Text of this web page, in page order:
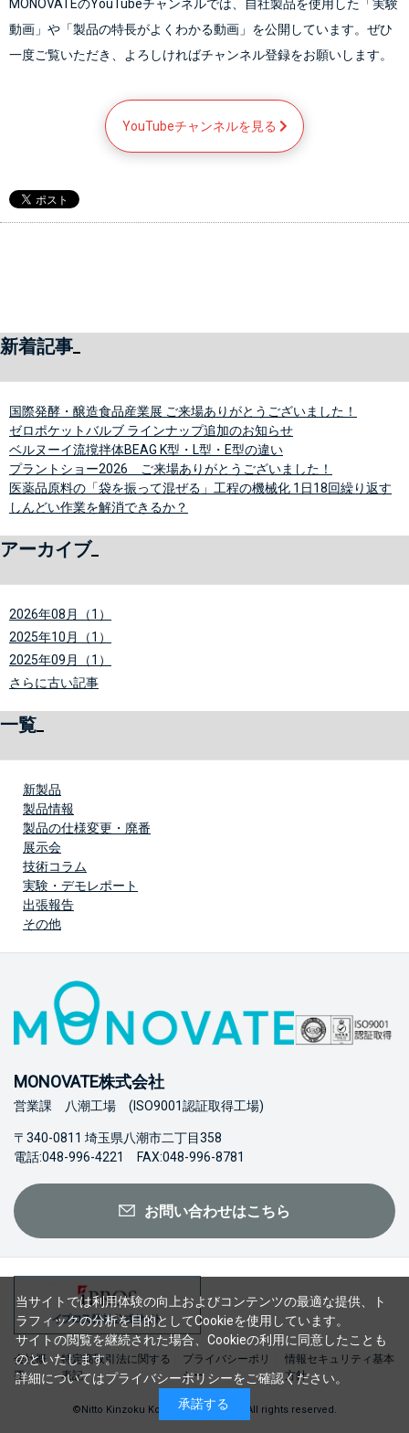
MONOVATEのYouTubeチャンネルでは、自社製品を使用した「実験
動画」や「製品の特長がよくわかる動画」を公開しています。ぜひ
一度ご覧いただき、よろしければチャンネル登録をお願いします。
YouTubeチャンネルを見る
新着記事
国際発酵・醸造食品産業展 ご来場ありがとうございました！
ゼロポケットバルブ ラインナップ追加のお知らせ
ベルヌーイ流撹拌体BEAG K型・L型・E型の違い
プラントショー2026 ご来場ありがとうございました！
医薬品原料の「袋を振って混ぜる」工程の機械化 1日18回繰り返す
しんどい作業を解消できるか？
アーカイブ
2026年08月（1）
2025年10月（1）
2025年09月（1）
さらに古い記事
一覧
新製品
製品情報
製品の仕様変更・廃番
展示会
技術コラム
実験・デモレポート
出張報告
その他
MONOVATE株式会社
営業課 八潮工場 (ISO9001認証取得工場)
〒340-0811 埼玉県八潮市二丁目358
電話:048-996-4221 FAX:048-996-8781
お問い合わせはこちら
会社概
要
特定商取引法に関する
表記
プライバシーポリ
シー
情報セキュリティ基本
方針
©Nitto Kinzoku Kogyo Co., Ltd. 2023 All rights reserved.
当サイトでは利用体験の向上およびコンテンツの最適な提供、ト
ラフィックの分析を目的としてCookieを使用しています。
サイトの閲覧を継続された場合、Cookieの利用に同意したことも
のといたします。
詳細についてはプライバシーポリシーをご確認ください。
承諾する